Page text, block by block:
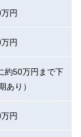
円
円
約50万円まで下
あり）
円